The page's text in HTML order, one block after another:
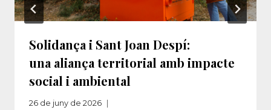
Solidança i Sant Joan Despí:
una aliança territorial amb impacte
social i ambiental
26 de juny de 2026